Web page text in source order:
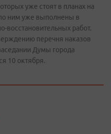
уже стоят в планах на
ним уже выполнены в
восстановительных работ.
перечня наказов
Думы города
10 октября.